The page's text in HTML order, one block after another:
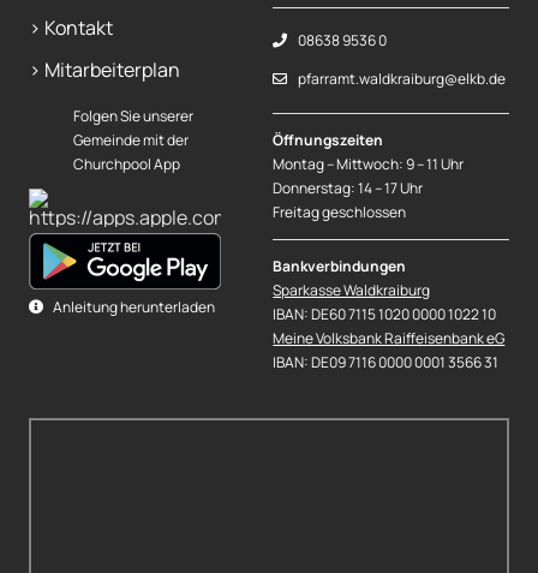
> Kontakt
> Mitarbeiterplan
Folgen Sie unserer
Gemeinde mit der
Churchpool App
Anleitung herunterladen
08638 9536 0
pfarramt.waldkraiburg@elkb.de
Öffnungszeiten
Montag – Mittwoch: 9 – 11 Uhr
Donnerstag: 14 – 17 Uhr
Freitag geschlossen
Bankverbindungen
Sparkasse Waldkraiburg
IBAN: DE60 7115 1020 0000 1022 10
Meine Volksbank Raiffeisenbank eG
IBAN: DE09 7116 0000 0001 3566 31